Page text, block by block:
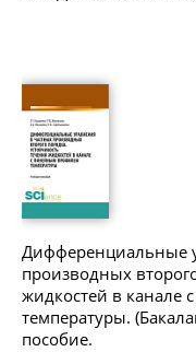
Дифференциальные
производных
жидкостей в
температуры.
пособие.